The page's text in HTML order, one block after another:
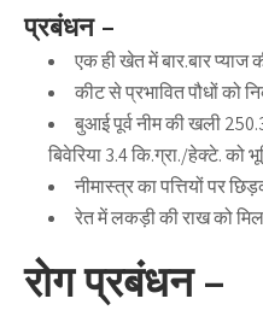
प्रबंधन –
एक ही खेत में बार.बार प्याज
कीट से प्रभावित पौधों को
बुआई पूर्व नीम की खली
बिवेरिया 3.4 कि.ग्रा./हेक्टे. को
नीमास्त्र का पत्तियों पर
रेत में लकड़ी की राख को
रोग प्रबंधन –